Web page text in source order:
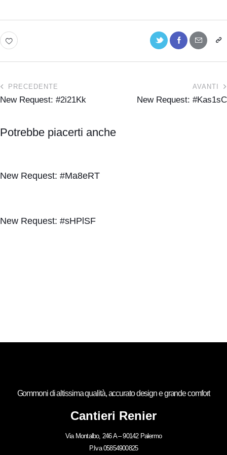
PRECEDENTE
New Request: #2i21Kk
AVANTI
New Request: #Kas1sC
Potrebbe piacerti anche
New Request: #Ma8eRT
New Request: #sHPlSF
Gommoni di altissima qualità, accurato design e grande comfort
Cantieri Renier
Via Montalbo, 246 A – 90142 Palermo
P.Iva 05854900825